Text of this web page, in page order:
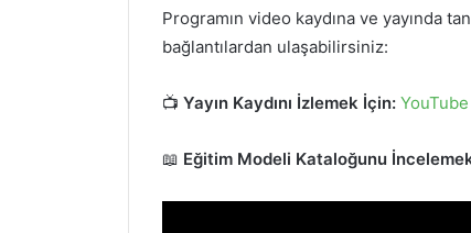
Programın video kaydına ve yayında
bağlantılardan ulaşabilirsiniz:
📺 Yayın Kaydını İzlemek İçin: YouTube
📖 Eğitim Modeli Kataloğunu